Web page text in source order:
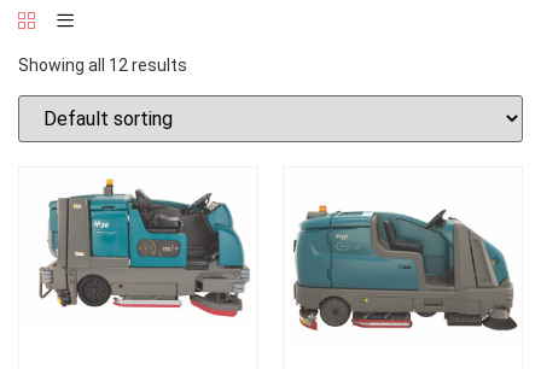
Showing all 12 results